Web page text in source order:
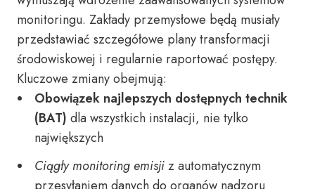
monitoringu. Zakłady przemysłowe będą musiały
przedstawiać szczegółowe plany transformacji
środowiskowej i regularnie raportować postępy.
Kluczowe zmiany obejmują:
Obowiązek najlepszych dostępnych technik
(BAT) dla wszystkich instalacji, nie tylko
największych
Ciągły monitoring emisjiz automatycznym